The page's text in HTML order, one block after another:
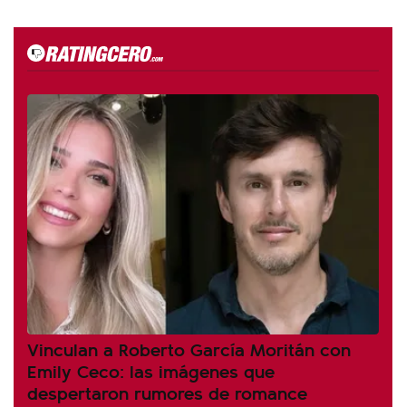
Vinculan a Roberto García Moritán con
Emily Ceco: las imágenes que
despertaron rumores de romance